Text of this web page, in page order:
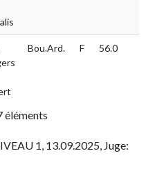
Bou.Ard. F 56.0
éléments
1, 13.09.2025, Juge: